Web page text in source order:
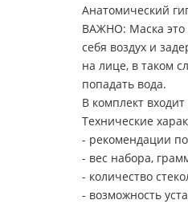
Анатомический
ВАЖНО: Маска это
себя воздух и
на лице, в таком
попадать вода.
В комплект
Технические
- рекомендации
- вес набора,
- количество
- возможность